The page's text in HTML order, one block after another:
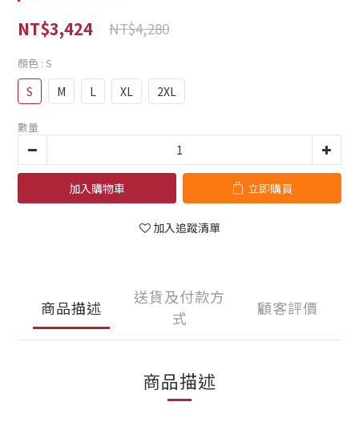
NT$3,424 NT$4,280
顏色 : S
S M L XL 2XL
數量
加入購物車 立即購買
加入追蹤清單
商品描述
送貨及付款方
式
顧客評價
商品描述